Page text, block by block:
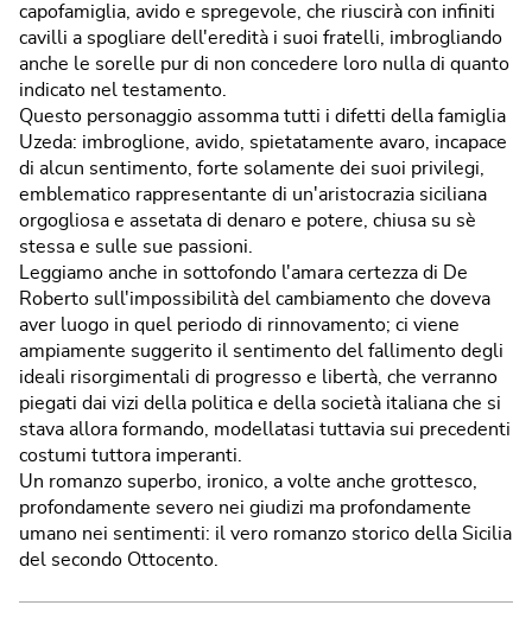
capofamiglia, avido e spregevole, che riuscirà con infiniti
cavilli a spogliare dell'eredità i suoi fratelli, imbrogliando
anche le sorelle pur di non concedere loro nulla di quanto
indicato nel testamento.
Questo personaggio assomma tutti i difetti della famiglia
Uzeda: imbroglione, avido, spietatamente avaro, incapace
di alcun sentimento, forte solamente dei suoi privilegi,
emblematico rappresentante di un'aristocrazia siciliana
orgogliosa e assetata di denaro e potere, chiusa su sè
stessa e sulle sue passioni.
Leggiamo anche in sottofondo l'amara certezza di De
Roberto sull'impossibilità del cambiamento che doveva
aver luogo in quel periodo di rinnovamento; ci viene
ampiamente suggerito il sentimento del fallimento degli
ideali risorgimentali di progresso e libertà, che verranno
piegati dai vizi della politica e della società italiana che si
stava allora formando, modellatasi tuttavia sui precedenti
costumi tuttora imperanti.
Un romanzo superbo, ironico, a volte anche grottesco,
profondamente severo nei giudizi ma profondamente
umano nei sentimenti: il vero romanzo storico della Sicilia
del secondo Ottocento.